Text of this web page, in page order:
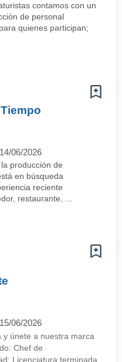
contamos con un
de personal
quienes participan;
14/06/2026
producción de
en búsqueda
reciente
restaurante, ...
15/06/2026
y únete a nuestra marca
Chef de
Licenciatura terminada